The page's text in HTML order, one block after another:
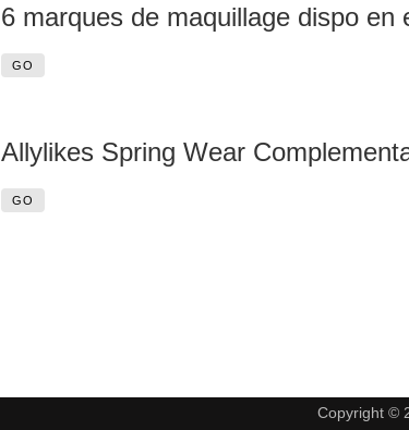
6 marques de maquillage dispo en
GO
Allylikes Spring Wear
GO
Copyright ©